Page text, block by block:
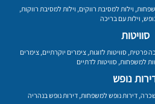
, וילות למסיבת רווקים, וילות למסיבת רווקות,
, וילות עם בריכה
סוויטות
פרטית,סוויטות לזוגות,צימרים יוקרתיים,צימרים
למשפחות,סוויטות לדתיים
נופש
, דירות נופש למשפחות, דירות נופש בנהריה